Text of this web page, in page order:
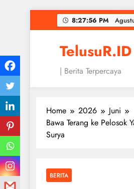
to
8:27:57 PM
TelusuR.ID
| Berita Terpercaya
Home 2026
Juni
Bawa Terang ke Pelosok
Surya
BERITA